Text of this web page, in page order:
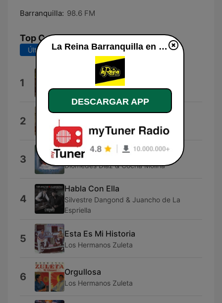
Barranquilla: 98.6 FM
Top Canciones
Últimos 7 días Últimos 30 días
1 Lo Que Quieras de Mi
Binomio de Oro de América
2 No Te Vayas
Los Diablitos
3 Me Acompaño la Suerte
Diomedes Díaz & Cocha Molina
4
Habla Con Ella
Silvestre Dangond & Juancho de La
Espriella
5 Esta Es Mi Historia
Los Hermanos Zuleta
6 Orgullosa
Los Hermanos Zuleta
La Reina Barranquilla en línea
DESCARGAR APP